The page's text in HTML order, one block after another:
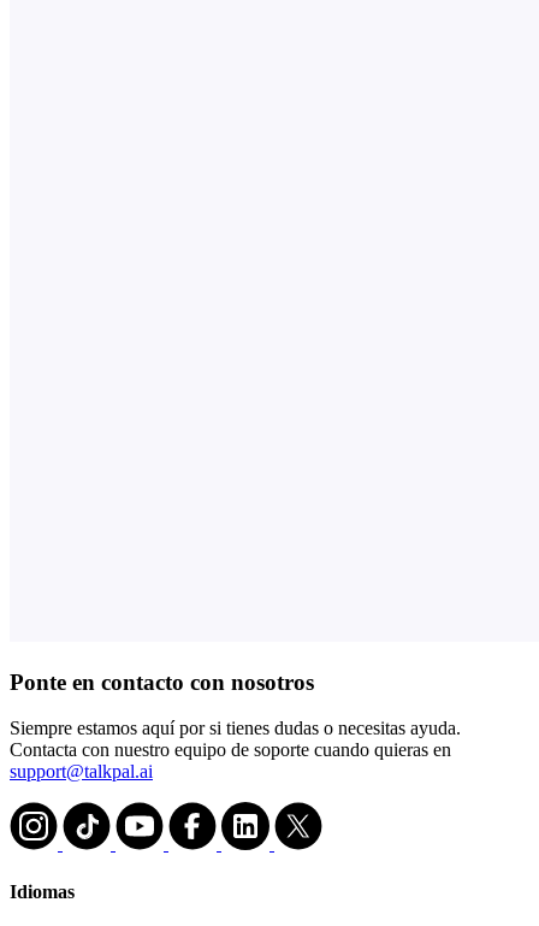
Ponte en contacto con nosotros
Siempre estamos aquí por si tienes dudas o necesitas ayuda.
Contacta con nuestro equipo de soporte cuando quieras en
support@talkpal.ai
Idiomas